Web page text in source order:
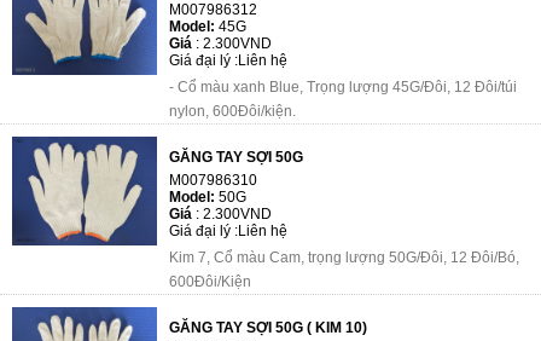
M007986312
Model: 45G
Giá : 2.300VND
Giá đại lý :Liên hệ
- Cổ màu xanh Blue, Trọng lượng 45G/Đôi, 12 Đôi/túi
nylon, 600Đôi/kiện.
GĂNG TAY SỢI 50G
M007986310
Model: 50G
Giá : 2.300VND
Giá đại lý :Liên hệ
Kim 7, Cổ màu Cam, trọng lượng 50G/Đôi, 12 Đôi/Bó,
600Đôi/Kiện
GĂNG TAY SỢI 50G ( KIM 10)